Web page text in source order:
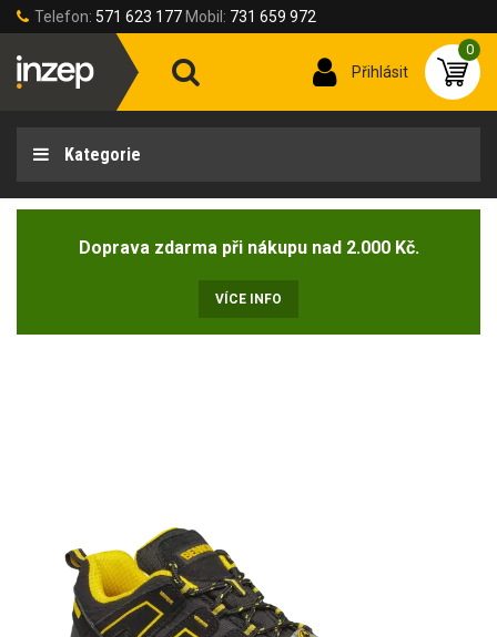
Telefon: 571 623 177 Mobil: 731 659 972
Přihlásit
0
Kategorie
Doprava zdarma při nákupu nad 2.000 Kč.
VÍCE INFO